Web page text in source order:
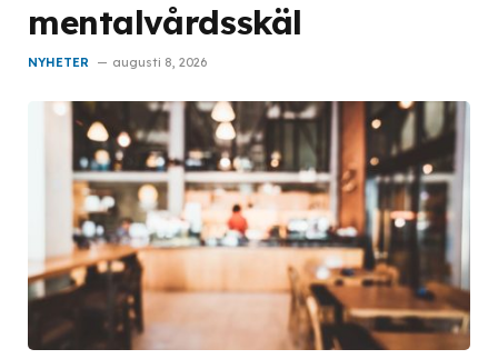
mentalvårdsskäl
NYHETER augusti 8, 2026